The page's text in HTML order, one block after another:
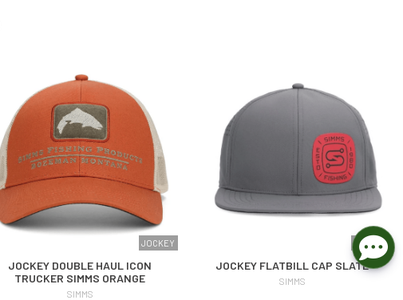
JOCKEY
JOCKEY DOUBLE HAUL ICON
TRUCKER SIMMS ORANGE
SIMMS
JOCKEY
JOCKEY FLATBILL CAP SLATE
SIMMS